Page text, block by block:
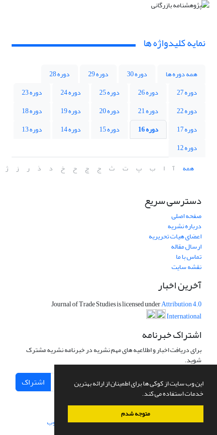
این وب سایت از کوکی ها برای اطمینان از ارائه بهترین
خدمات استفاده می کند.
متوجه شدم
نمایه کلیدواژه ها
همه دوره ها دوره 30 دوره 29
دوره 28
دوره 27
دوره 26 دوره 25 دوره 24
دوره 23
دوره 22
دوره 21 دوره 20 دوره 19
دوره 18
دوره 17
دوره 16 دوره 15 دوره 14
دوره 13
دوره 12
همه
آ ا ب پ ت ث ج چ ح خ د ذ ر ز ژ
دسترسی سریع
صفحه اصلی
درباره نشریه
اعضای هیات تحریریه
ارسال مقاله
تماس با ما
نقشه سایت
آخرین اخبار
Journal of Trade Studies is licensed underAttribution 4.0
International
اشتراک خبرنامه
برای دریافت اخبار و اطلاعیه های مهم نشریه در خبرنامه نشریه مشترک
شوید.
اشتراک
سامانه مدیریت نشریات علمی.طراحی و پیاده سازی از سیناوب